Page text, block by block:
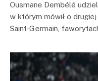
Ousmane Dembélé
w którym mówił o
Saint‑Germain,